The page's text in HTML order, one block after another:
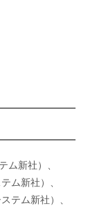
ム新社）、
ム新社）、
テム新社）、